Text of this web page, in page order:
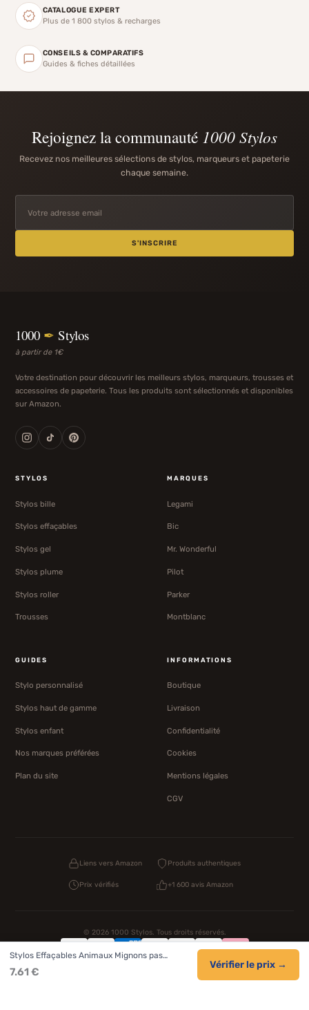
CATALOGUE EXPERT
Plus de 1 800 stylos & recharges
CONSEILS & COMPARATIFS
Guides & fiches détaillées
Rejoignez la communauté 1000 Stylos
Recevez nos meilleures sélections de stylos, marqueurs et papeterie
chaque semaine.
S'INSCRIRE
1000 ✒ Stylos
à partir de 1€
Votre destination pour découvrir les meilleurs stylos, marqueurs, trousses et
accessoires de papeterie. Tous les produits sont sélectionnés et disponibles
sur Amazon.
STYLOS
Stylos bille
Stylos effaçables
Stylos gel
Stylos plume
Stylos roller
Trousses
MARQUES
Legami
Bic
Mr. Wonderful
Pilot
Parker
Montblanc
GUIDES
Stylo personnalisé
Stylos haut de gamme
Stylos enfant
Nos marques préférées
Plan du site
INFORMATIONS
Boutique
Livraison
Confidentialité
Cookies
Mentions légales
CGV
Liens vers Amazon Produits authentiques
Prix vérifiés +1 600 avis Amazon
© 2026 1000 Stylos. Tous droits réservés.
Confidentialité Livraison Cookies
Stylos Effaçables Animaux Mignons pas…
7.61 €
Vérifier le prix →